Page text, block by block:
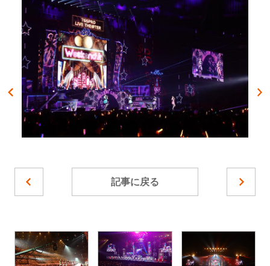
記事に戻る